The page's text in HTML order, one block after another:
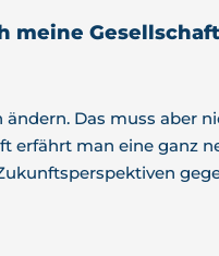
meine
ändern. Das muss aber
erfährt man eine ganz